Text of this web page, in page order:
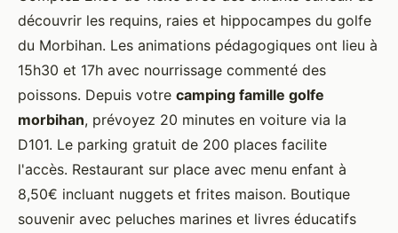
découvrir les requins, raies et hippocampes du golfe
du Morbihan. Les animations pédagogiques ont lieu à
15h30 et 17h avec nourrissage commenté des
poissons. Depuis votre camping famille golfe
morbihan, prévoyez 20 minutes en voiture via la
D101. Le parking gratuit de 200 places facilite
l'accès. Restaurant sur place avec menu enfant à
8,50€ incluant nuggets et frites maison. Boutique
souvenir avec peluches marines et livres éducatifs